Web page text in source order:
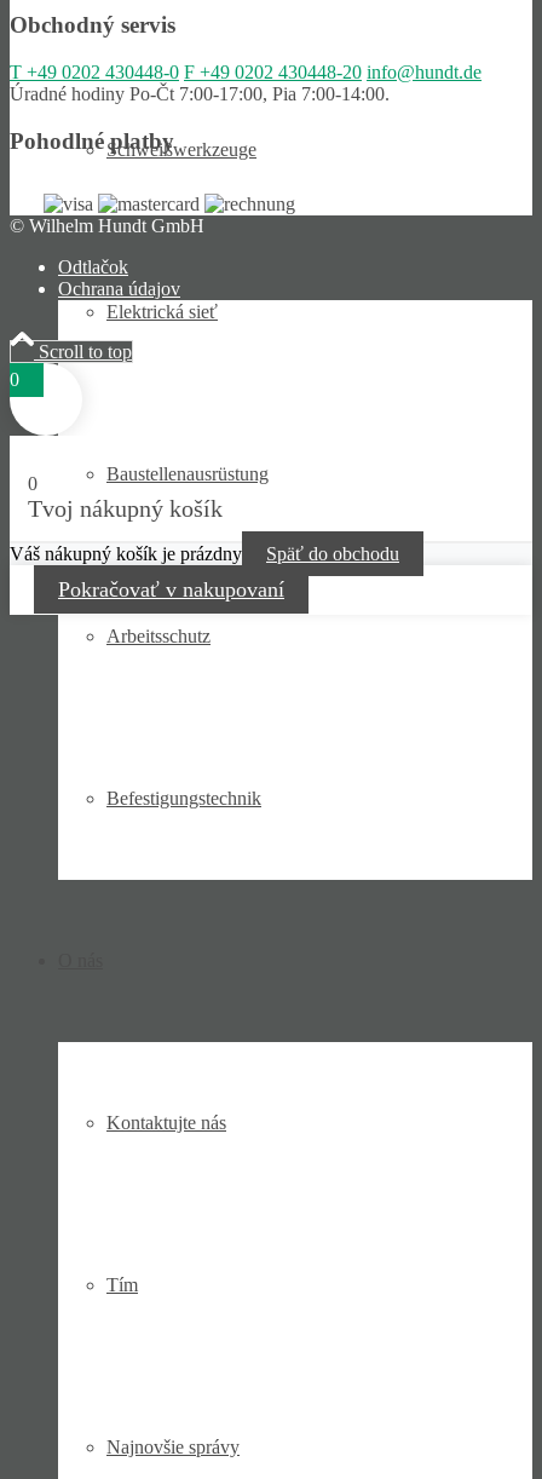
Schweiß­werk­zeuge
Elektrická sieť
Bau­stellen­aus­rüstung
Arbeits­schutz
Befesti­gungs­technik
Kontaktujte nás
Tím
Najnovšie správy
Obchodný servis
T +49 0202 430448-0 F +49 0202 430448-20 info@hundt.de
Úradné hodiny Po-Čt 7:00-17:00, Pia 7:00-14:00.
Pohodlné platby
© Wilhelm Hundt GmbH
Odtlačok
Ochrana údajov
Scroll to top
0
0
Tvoj nákupný košík
Váš nákupný košík je prázdny Späť do obchodu
Pokračovať v nakupovaní